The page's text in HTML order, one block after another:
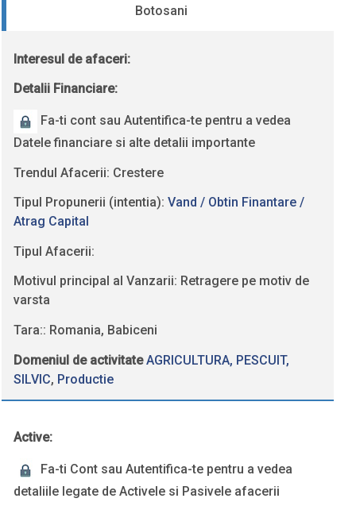
Botosani
Interesul de afaceri:
Detalii Financiare:
Fa-ti cont sau Autentifica-te pentru a vedea
Datele financiare si alte detalii importante
Trendul Afacerii: Crestere
Tipul Propunerii (intentia): Vand / Obtin Finantare /
Atrag Capital
Tipul Afacerii:
Motivul principal al Vanzarii: Retragere pe motiv de
varsta
Tara:: Romania, Babiceni
Domeniul de activitate AGRICULTURA, PESCUIT,
SILVIC, Productie
Active:
Fa-ti Cont sau Autentifica-te pentru a vedea
detaliile legate de Activele si Pasivele afacerii